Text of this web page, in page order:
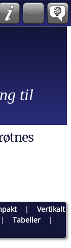
til
| Vertikalt
Tabeller|